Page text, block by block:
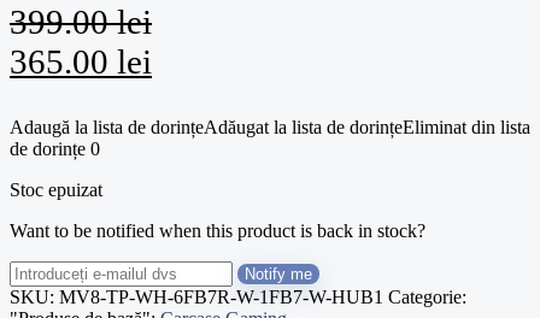
399.00lei
Prețul
a
fost:
399.00 lei.
365.00 lei
este:
Adaugă la lista de dorințeAdăugat la lista de dorințeEliminat din lista
de dorințe 0
Stoc epuizat
Want to be notified when this product is back in stock?
Notify me
SKU: MV8-TP-WH-6FB7R-W-1FB7-W-HUB1 Categorie: